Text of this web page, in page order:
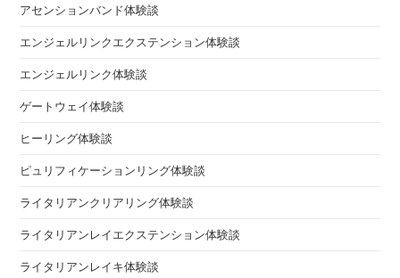
アセンションバンド体験談
エンジェルリンクエクステンション体験談
エンジェルリンク体験談
ゲートウェイ体験談
ヒーリング体験談
ピュリフィケーションリング体験談
ライタリアンクリアリング体験談
ライタリアンレイエクステンション体験談
ライタリアンレイキ体験談